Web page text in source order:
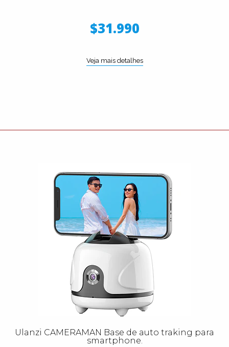
$31.990
Veja mais detalhes
Ulanzi CAMERAMAN Base de auto traking para
smartphone.